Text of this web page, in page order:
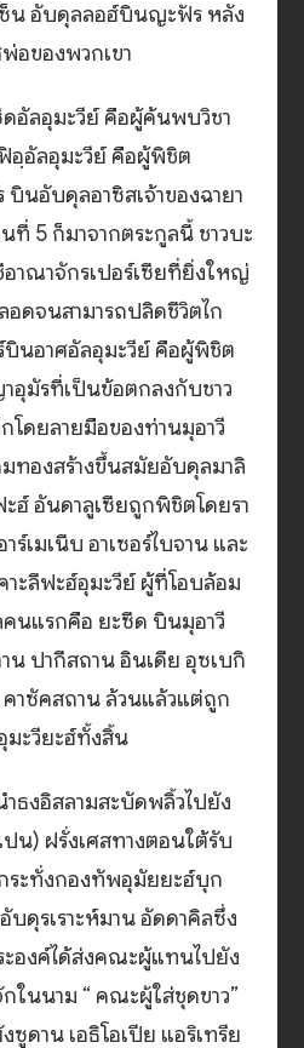
น อับดุลลอฮ์บินญะฟัร หลัง
อของพวกเขา
ลอุมะวีย์ คือผู้ค้นพบวิชา
อฺอัลอุมะวีย์ คือผู้พิชิต
นอับดุลอาซิสเจ้าของฉายา
ที่ 5 ก็มาจากตระกูลนี้ ชาวบะ
ณาจักรเปอร์เซียที่ยิ่งใหญ่
ดจนสามารถปลิดชีวิตไก
บินอาศอัลอุมะวีย์ คือผู้พิชิต
มัรที่เป็นข้อตกลงกับชาว
ดยลายมือของท่านมุอาวี
ทองสร้างขึ้นสมัยอับดุลมาลิ
ฮ์ อันดาลูเซียถูกพิชิตโดยรา
เมเนีบ อาเซอร์ไบจาน และ
ะลีฟะฮ์อุมะวีย์ ผู้ที่โอบล้อม
นแรกคือ ยะซีด บินมุอาวี
น ปากีสถาน อินเดีย อุซเบกิ
คาซัคสถาน ล้วนแล้วแต่ถูก
มะวียะฮ์ทั้งสิ้น
ธงอิสลามสะบัดพลิ้วไปยัง
น) ฝรั่งเศสทางตอนใต้รับ
ระทั่งกองทัพอุมัยยะฮ์บุก
บดุรเราะห์มาน อัดดาคิลซึ่ง
องค์ได้ส่งคณะผู้แทนไปยัง
ในนาม “ คณะผู้ใส่ชุดขาว”
ซูดาน เอธิโอเปีย แอริเทรีย